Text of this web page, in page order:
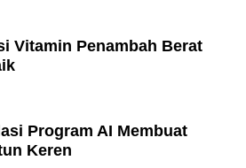
Vitamin Penambah Berat
Program AI Membuat
Keren